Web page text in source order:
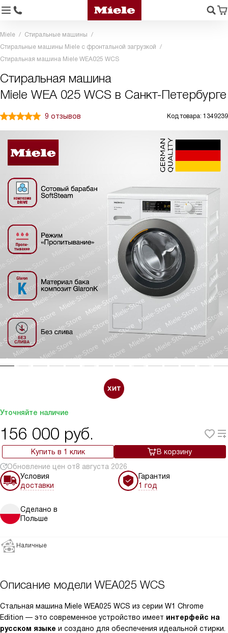
Miele
Стиральные машины
Стиральные машины Miele с фронтальной загрузкой
Стиральная машина Miele WEA025 WCS
Стиральная машина
Miele WEA 025 WCS в Санкт-Петербурге
9 отзывов Код товара: 1349239
Уточняйте наличие
156 000 руб.
Купить в 1 клик
В корзину
Обновление цен от8 августа 2026
Условия
доставки
Гарантия
1 год
Сделано в
Польше
Наличные
Описание модели WEA025 WCS
Стальная машина Miele WEA025 WCS из серии W1 Chrome
Edition — это современное устройство имеет интерфейс на
русском языке и создано для обеспечения идеальной стирки.